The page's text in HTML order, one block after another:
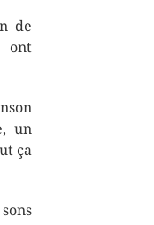
de
ont
un
ça